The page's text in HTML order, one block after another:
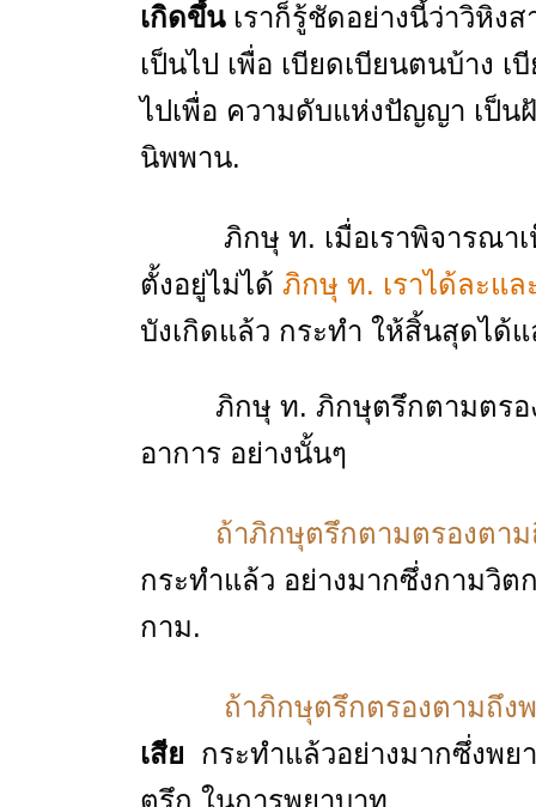
เกิดขึ้น เราก็รู้ชัดอย่างนี้ว่าวิหิง
เป็นไป เพื่อ เบียดเบียนตนบ้าง เ
ไปเพื่อ ความดับแห่งปัญญา เป็น
นิพพาน.
ภิกษุ ท. เมื่อเราพิจารณาเห็
ตั้งอยู่ไม่ได้ ภิกษุ ท. เราได้ละแ
บังเกิดแล้ว กระทํา ให้สิ้นสุดได้แ
ภิกษุ ท. ภิกษุตรึกตามตรอง
อาการ อย่างนั้นๆ
ถ้าภิกษุตรึกตามตรองตา
กระทําแล้ว อย่างมากซึ่งกามวิ
กาม.
ถ้าภิกษุตรึกตรองตามถึงพ
เสีย กระทําแล้วอย่างมากซึ่งพ
ตรึก ในการพยาบาท.